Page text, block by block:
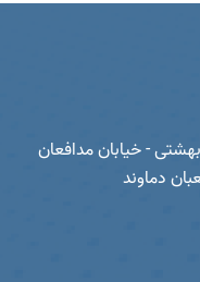
- خیابان مدافعان
دماوند